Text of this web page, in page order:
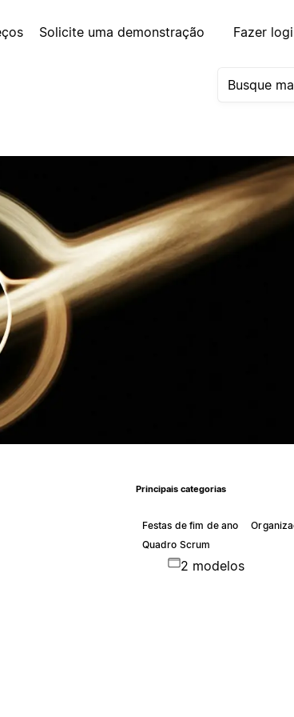
Solicite uma demonstração Fazer
Principais categorias
Festas de fim de ano
Quadro Scrum
2 modelos